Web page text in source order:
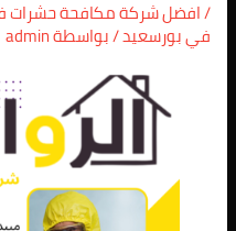
/افضل شركة مكافحة
في بورسعيد/ بواسطةadmin